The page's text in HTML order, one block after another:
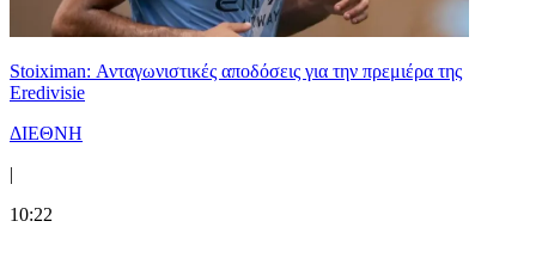
Stoiximan: Ανταγωνιστικές αποδόσεις για την πρεμιέρα της
Eredivisie
ΔΙΕΘΝΗ
|
10:22